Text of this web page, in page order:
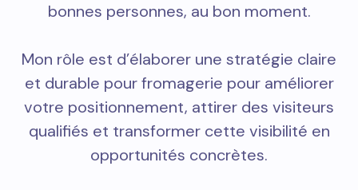
bonnes personnes, au bon moment.
Mon rôle est d’élaborer une stratégie claire
et durable pour fromagerie pour améliorer
votre positionnement, attirer des visiteurs
qualifiés et transformer cette visibilité en
opportunités concrètes.